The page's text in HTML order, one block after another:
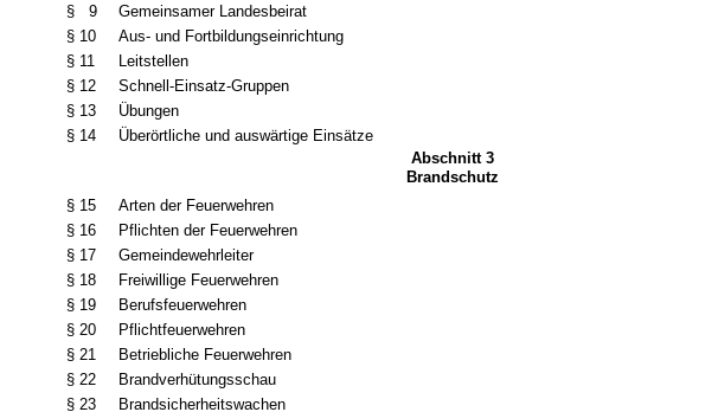
§ 9
Gemeinsamer Landesbeirat
§ 10
Aus- und Fortbildungseinrichtung
§ 11
Leitstellen
§ 12
Schnell-Einsatz-Gruppen
§ 13
Übungen
§ 14
Überörtliche und auswärtige Einsätze
Abschnitt 3
Brandschutz
§ 15
Arten der Feuerwehren
§ 16
Pflichten der Feuerwehren
§ 17
Gemeindewehrleiter
§ 18
Freiwillige Feuerwehren
§ 19
Berufsfeuerwehren
§ 20
Pflichtfeuerwehren
§ 21
Betriebliche Feuerwehren
§ 22
Brandverhütungsschau
§ 23
Brandsicherheitswachen